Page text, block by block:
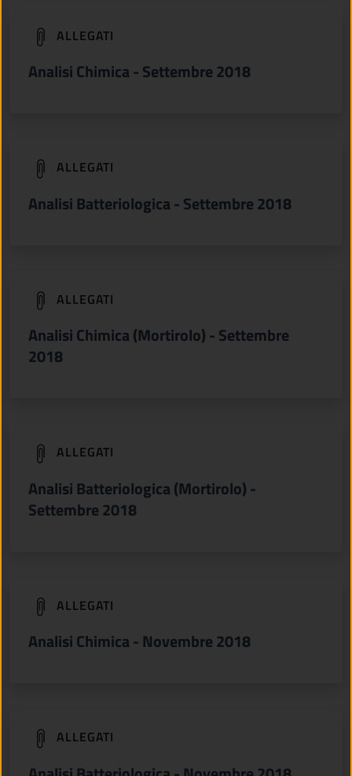
ALLEGATI
Analisi Chimica - Settembre 2018
(apre in un'altra scheda).
ALLEGATI
Analisi Batteriologica - Settembre 2018
(apre in un'altra scheda).
ALLEGATI
Analisi Chimica (Mortirolo) - Settembre
2018
(apre in un'altra scheda).
ALLEGATI
Analisi Batteriologica (Mortirolo) -
Settembre 2018
(apre in un'altra scheda).
ALLEGATI
Analisi Chimica - Novembre 2018
(apre in un'altra scheda).
ALLEGATI
(apre in un'altra scheda).